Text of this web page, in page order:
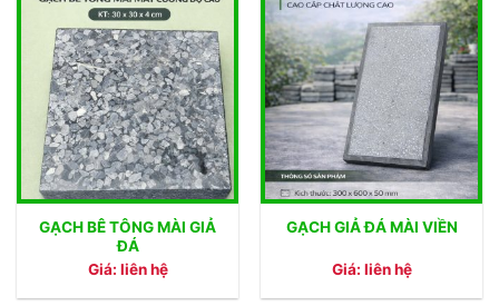
GẠCH BÊ TÔNG MÀI GIẢ
ĐÁ
Giá: liên hệ
GẠCH GIẢ ĐÁ MÀI VIỀN
Giá: liên hệ